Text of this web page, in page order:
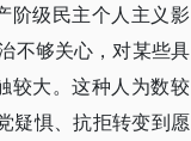
阶级民主个人主义影
不够关心，对某些具
较大。这种人为数较
疑惧、抗拒转变到愿